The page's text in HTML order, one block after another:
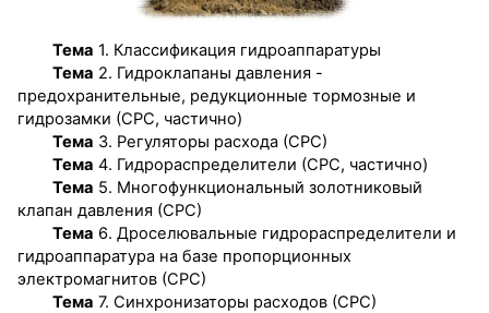
Тема 1. Классификация гидроаппаратуры
Тема 2. Гидроклапаны давления -
предохранительные, редукционные тормозные и
гидрозамки (СРС, частично)
Тема 3. Регуляторы расхода (СРС)
Тема 4. Гидрораспределители (СРС, частично)
Тема 5. Многофункциональный золотниковый
клапан давления (СРС)
Тема 6. Дроселювальные гидрораспределители и
гидроаппаратура на базе пропорционных
электромагнитов (СРС)
Тема 7. Синхронизаторы расходов (СРС)